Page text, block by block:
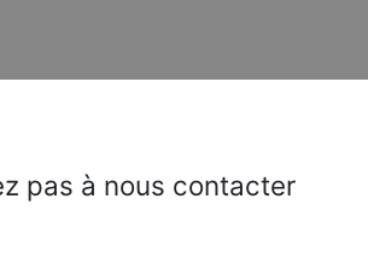
pas à nous contacter